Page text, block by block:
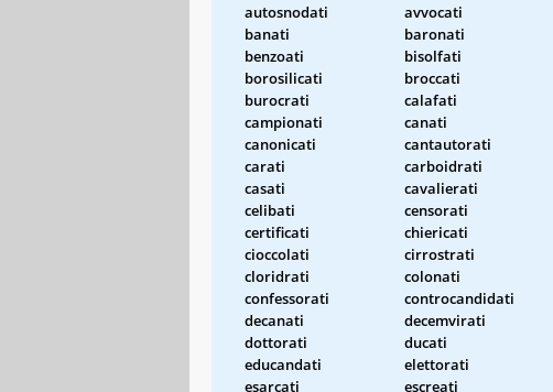
autosnodati
avvocati
banati
baronati
benzoati
bisolfati
borosilicati
broccati
burocrati
calafati
campionati
canati
canonicati
cantautorati
carati
carboidrati
casati
cavalierati
celibati
censorati
certificati
chiericati
cioccolati
cirrostrati
cloridrati
colonati
confessorati
controcandidati
decanati
decemvirati
dottorati
ducati
educandati
elettorati
esarcati
escreati